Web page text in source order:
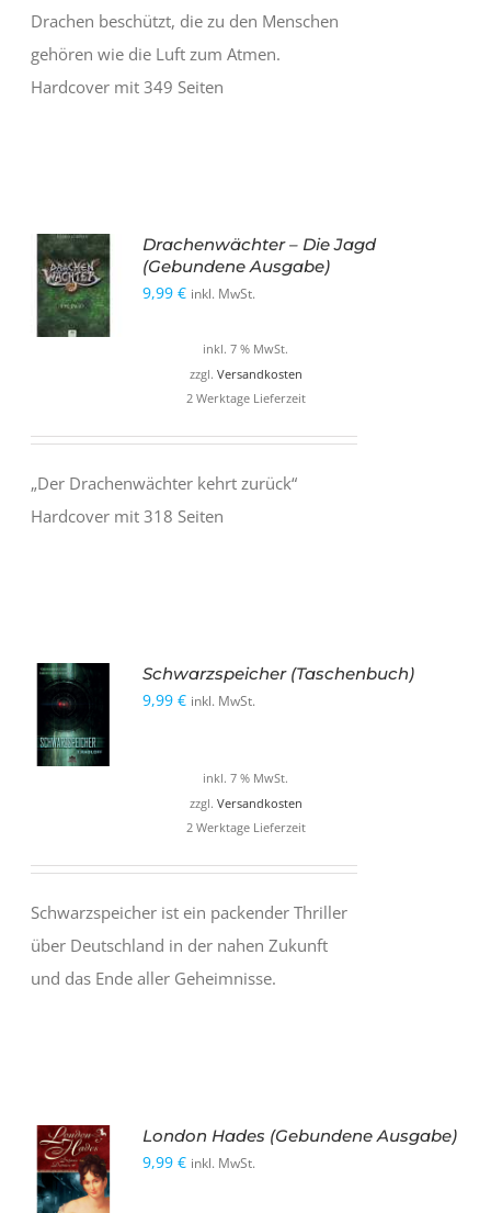
Drachen beschützt, die zu den Menschen
gehören wie die Luft zum Atmen.
Hardcover mit 349 Seiten
IN DEN
WARENKORB
Drachenwächter – Die Jagd
(Gebundene Ausgabe)
9,99€ inkl. MwSt.
inkl. 7 % MwSt.
zzgl. Versandkosten
2 Werktage Lieferzeit
„Der Drachenwächter kehrt zurück“
Hardcover mit 318 Seiten
IN DEN
Schwarzspeicher (Taschenbuch)
9,99€ inkl. MwSt.
inkl. 7 % MwSt.
zzgl. Versandkosten
2 Werktage Lieferzeit
Schwarzspeicher ist ein packender Thriller
über Deutschland in der nahen Zukunft
und das Ende aller Geheimnisse.
IN DEN
WARENKORB
London Hades (Gebundene Ausgabe)
9,99€ inkl. MwSt.